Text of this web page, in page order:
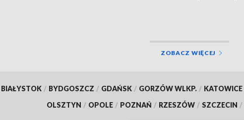
ZOBACZ WIĘCEJ
BIAŁYSTOK / BYDGOSZCZ / GDAŃSK / GORZÓW WLKP. / KATOWICE
OLSZTYN / OPOLE / POZNAŃ / RZESZÓW / SZCZECIN /